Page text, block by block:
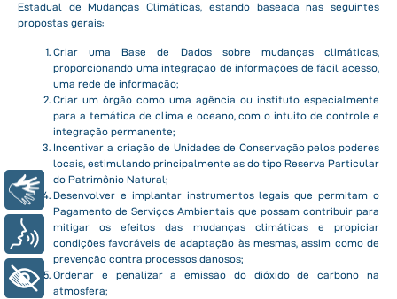
Estadual de Mudanças Climáticas, estando baseada nas seguintes
propostas gerais:
Criar uma Base de Dados sobre mudanças climáticas,
proporcionando uma integração de informações de fácil acesso,
uma rede de informação;
Criar um órgão como uma agência ou instituto especialmente
para a temática de clima e oceano, com o intuito de controle e
integração permanente;
Incentivar a criação de Unidades de Conservação pelos poderes
locais, estimulando principalmente as do tipo Reserva Particular
do Patrimônio Natural;
Desenvolver e implantar instrumentos legais que permitam o
Pagamento de Serviços Ambientais que possam contribuir para
mitigar os efeitos das mudanças climáticas e propiciar
condições favoráveis de adaptação às mesmas, assim como de
prevenção contra processos danosos;
Ordenar e penalizar a emissão do dióxido de carbono na
atmosfera;
Libras
Voz
+ Acessibilidade